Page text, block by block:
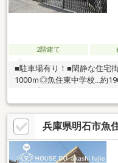
2階建て
■駐車場有り！■閑静な住
1000ｍ◎魚住東中学校…約
ン明石魚住駅前店…約600ｍ
兵庫県明石市魚